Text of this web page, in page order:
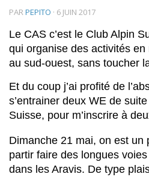
PARPEPITO · 6 JUIN 2017
Le CAS c’est le Club Alpin
qui organise des activités
au sud-ouest, sans toucher
Et du coup j’ai profité de
s’entrainer deux WE de
Suisse, pour m’inscrire à
Dimanche 21 mai, on est un
partir faire des longues
dans les Aravis. De type